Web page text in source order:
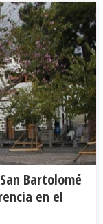
Bartolomé
en el